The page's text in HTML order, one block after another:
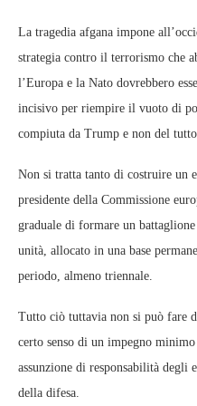
La tragedia afgana impone
strategia contro il terrorismo che
l’Europa e la Nato dovrebbero
incisivo per riempire il vuoto di
compiuta da Trump e non del
Non si tratta tanto di costruire un
presidente della Commissione
graduale di formare un
unità, allocato in una base
periodo, almeno triennale.
Tutto ciò tuttavia non si può fare
certo senso di un impegno
assunzione di responsabilità degli
della difesa.